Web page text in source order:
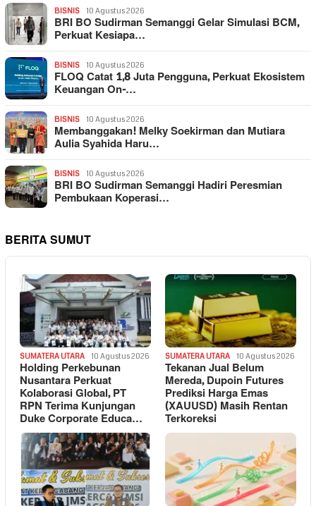
BISNIS 10 Agustus 2026
BRI BO Sudirman Semanggi Gelar Simulasi BCM,
Perkuat Kesiapa…
BISNIS 10 Agustus 2026
FLOQ Catat 1,8 Juta Pengguna, Perkuat Ekosistem
Keuangan On-…
BISNIS 10 Agustus 2026
Membanggakan! Melky Soekirman dan Mutiara
Aulia Syahida Haru…
BISNIS 10 Agustus 2026
BRI BO Sudirman Semanggi Hadiri Peresmian
Pembukaan Koperasi…
BERITA SUMUT
SUMATERA UTARA 10 Agustus 2026
Holding Perkebunan
Nusantara Perkuat
Kolaborasi Global, PT
RPN Terima Kunjungan
Duke Corporate Educa…
SUMATERA UTARA 10 Agustus 2026
Tekanan Jual Belum
Mereda, Dupoin Futures
Prediksi Harga Emas
(XAUUSD) Masih Rentan
Terkoreksi